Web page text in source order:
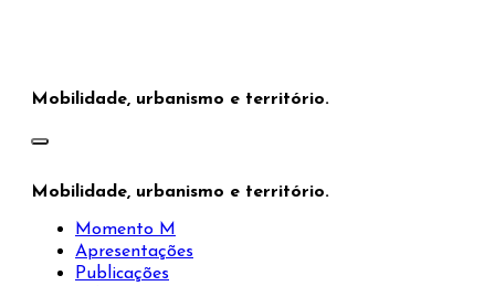
Mobilidade, urbanismo e território.
Mobilidade, urbanismo e território.
Momento M
Apresentações
Publicações